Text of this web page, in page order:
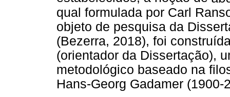
qual formulada por Carl
objeto de pesquisa da
(Bezerra, 2018), foi
(orientador da Dissertação),
metodológico baseado na
Hans-Georg Gadamer (1900-